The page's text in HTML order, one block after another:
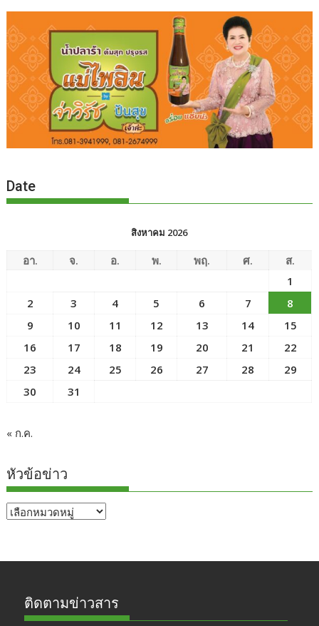
Date
สิงหาคม 2026
อา. จ. อ. พ. พฤ. ศ.
ส.
1
2
3 4 5 6 7
8
9
10 11 12 13 14
15
16
17 18 19 20 21
22
23
24 25 26 27 28
29
30
31
« ก.ค.
หัวข้อข่าว
หัวข้อ
ติดตามข่าวสาร